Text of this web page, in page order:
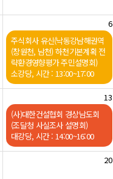
6
주식회사 유신(낙동강남해권역
(창원천, 남천) 하천기본계획 전
략환경영향평가 주민설명회)
소강당, 시간 : 13:00~17:00
13
(사)대한건설협회 경상남도회
(조달청 사실조사 설명회)
대강당, 시간 : 14:00~16:00
20